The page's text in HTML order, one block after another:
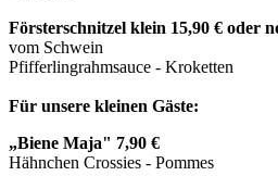
Försterschnitzel klein 15,90 € oder
vom Schwein
Pfifferlingrahmsauce - Kroketten
Für unsere kleinen Gäste:
„Biene Maja" 7,90 €
Hähnchen Crossies - Pommes